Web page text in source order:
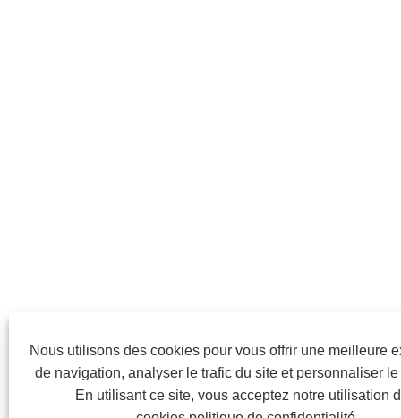
Nous utilisons des cookies pour vous offrir une meilleure
de navigation, analyser le trafic du site et personnaliser
En utilisant ce site, vous acceptez notre utilisation